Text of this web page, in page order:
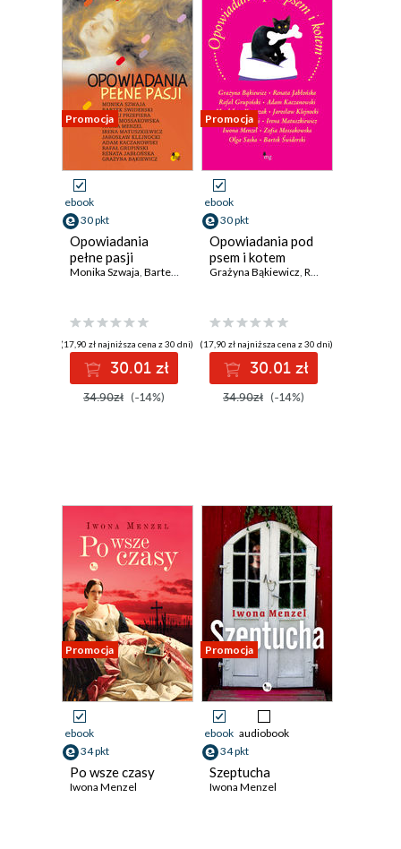
Promocja
ebook
30 pkt
Opowiadania
pełne pasji
Monika Szwaja, Bartek Świderski ,Maciej Przepiera,Zofia
(17,90 zł najniższa cena z 30 dni)
30.01 zł
34.90zł (-14%)
Promocja
ebook
30 pkt
Opowiadania pod
psem i kotem
Grażyna Bąkiewicz, Renata Jabłońska
(17,90 zł najniższa cena z 30 dni)
30.01 zł
34.90zł (-14%)
Promocja
ebook
34 pkt
Po wsze czasy
Iwona Menzel
Promocja
ebook audiobook
34 pkt
Szeptucha
Iwona Menzel